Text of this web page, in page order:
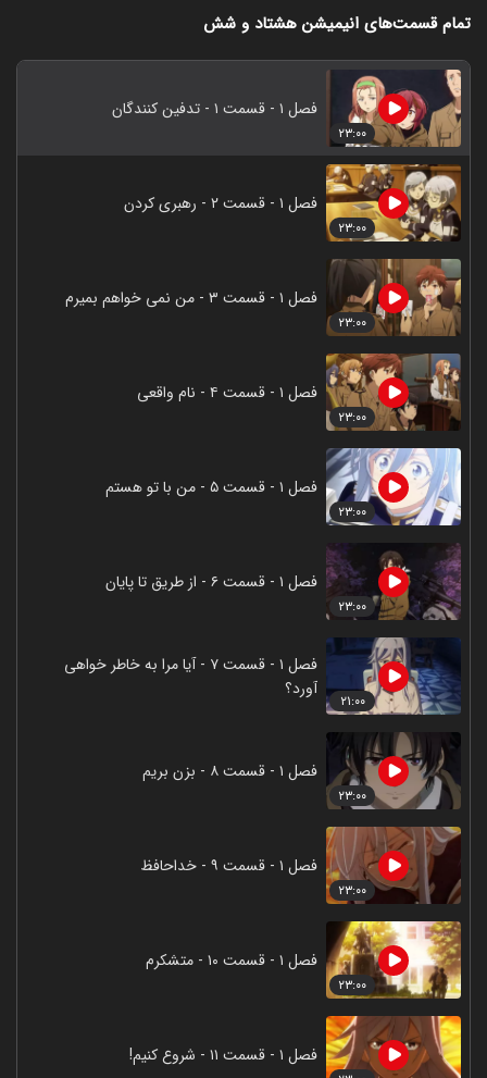
تمام قسمت‌های انیمیشن هشتاد و شش
۲۳:۰۰
فصل ۱ - قسمت ۱ - تدفین کنندگان
۲۳:۰۰
فصل ۱ - قسمت ۲ - رهبری کردن
۲۳:۰۰
فصل ۱ - قسمت ۳ - من نمی خواهم بمیرم
۲۳:۰۰
فصل ۱ - قسمت ۴ - نام واقعی
۲۳:۰۰
فصل ۱ - قسمت ۵ - من با تو هستم
۲۳:۰۰
فصل ۱ - قسمت ۶ - از طریق تا پایان
۲۱:۰۰
فصل ۱ - قسمت ۷ - آیا مرا به خاطر خواهی
آورد؟
۲۳:۰۰
فصل ۱ - قسمت ۸ - بزن بریم
۲۳:۰۰
فصل ۱ - قسمت ۹ - خداحافظ
۲۳:۰۰
فصل ۱ - قسمت ۱۰ - متشکرم
فصل ۱ - قسمت ۱۱ - شروع کنیم!